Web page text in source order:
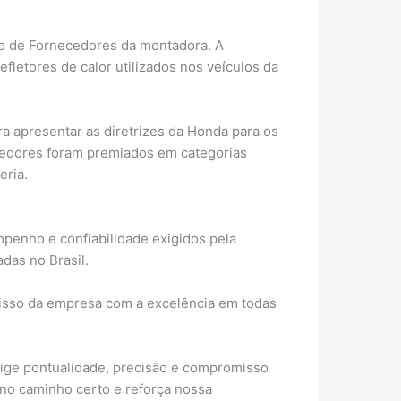
de Fornecedores da montadora. A
de calor utilizados nos veículos da
apresentar as diretrizes da Honda para os
foram premiados em categorias
e confiabilidade exigidos pela
no Brasil.
da empresa com a excelência em todas
pontualidade, precisão e compromisso
caminho certo e reforça nossa